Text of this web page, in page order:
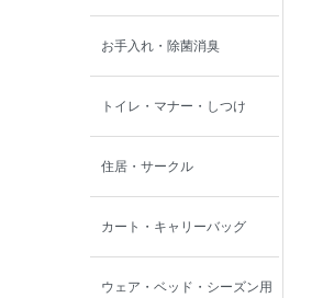
お手入れ・除菌消臭
トイレ・マナー・しつけ
住居・サークル
カート・キャリーバッグ
ウェア・ベッド・シーズン用